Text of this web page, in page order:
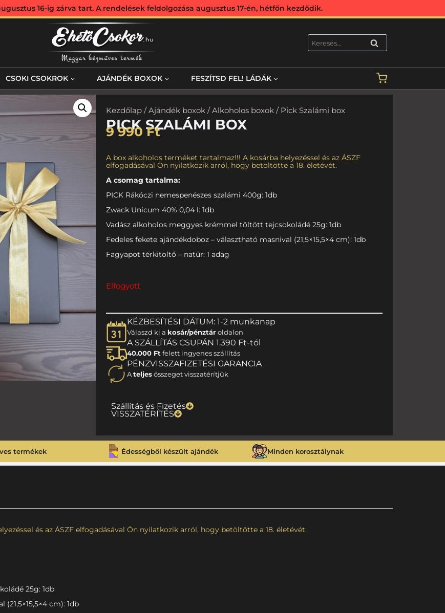
16-ig zárva tart. A rendelések feldolgozása augusztus 17-én, hétfőn kezdődik.
KERESÉS
CSOKI CSOKROK AJÁNDÉK BOXOK FESZÍTSD FEL! LÁDÁK
Kezdőlap/Ajándék boxok/Alkoholos boxok/ Pick Szalámi box
PICK SZALÁMI BOX
9 990Ft
A box alkoholos terméket tartalmaz!!! A kosárba helyezéssel és az ÁSZF
elfogadásával Ön nyilatkozik arról, hogy betöltötte a 18. életévét.
A csomag tartalma:
PICK Rákóczi nemespenészes szalámi 400g: 1db
Zwack Unicum 40% 0,04 l: 1db
Vadász alkoholos meggyes krémmel töltött tejcsokoládé 25g: 1db
Fedeles fekete ajándékdoboz – választható masnival (21,5×15,5×4 cm): 1db
Fagyapot térkitöltő – natúr: 1 adag
Elfogyott
KÉZBESÍTÉSI DÁTUM: 1-2 munkanap
Válaszd ki a kosár/pénztároldalon
A SZÁLLÍTÁS CSUPÁN 1.390 Ft-tól
40.000 Ft felett ingyenes szállítás
PÉNZVISSZAFIZETÉSI GARANCIA
Ateljesösszeget visszatérítjük
Szállítás és Fizetés
VISSZATÉRÍTÉS
termékek Édességből készült ajándék Minden korosztálynak
és az ÁSZF elfogadásával Ön nyilatkozik arról, hogy betöltötte a 18. életévét.
25g: 1db
cm): 1db